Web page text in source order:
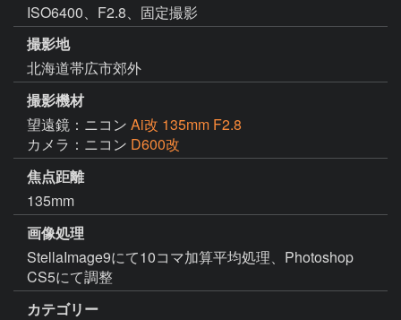
ISO6400、F2.8、固定撮影
撮影地
北海道帯広市郊外
撮影機材
望遠鏡：ニコン Ai改 135mm F2.8
カメラ：ニコン D600改
焦点距離
135mm
画像処理
StellaImage9にて10コマ加算平均処理、Photoshop
CS5にて調整
カテゴリー